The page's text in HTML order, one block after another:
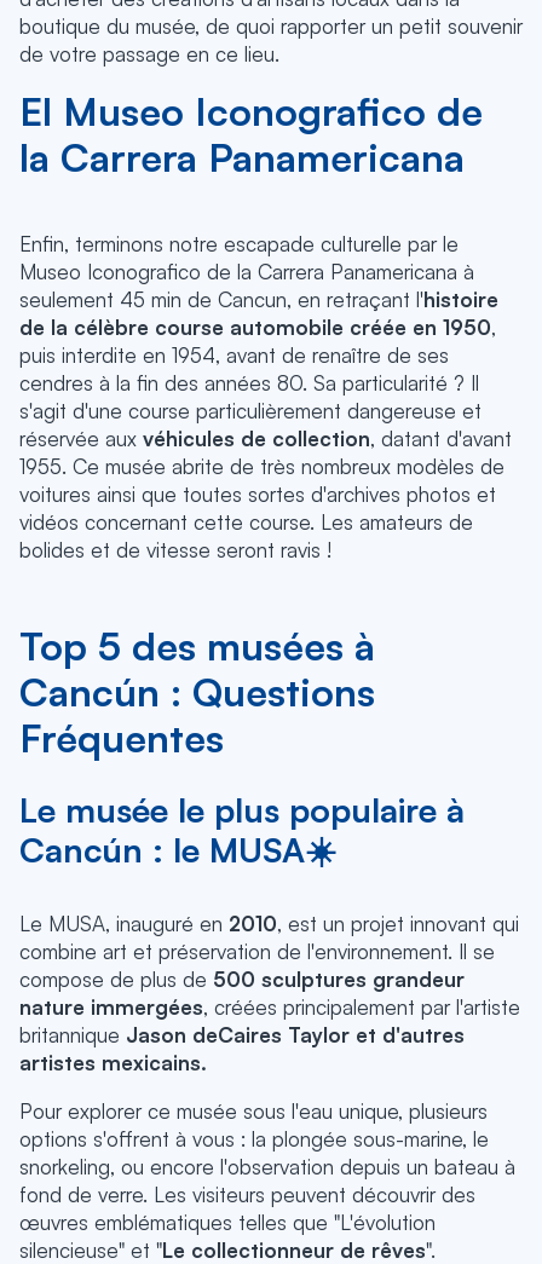
boutique du musée, de quoi rapporter un petit souvenir
de votre passage en ce lieu.
El Museo Iconografico de
la Carrera Panamericana
Enfin, terminons notre escapade culturelle par le
Museo Iconografico de la Carrera Panamericana à
seulement 45 min de Cancun, en retraçant l'histoire
de la célèbre course automobile créée en 1950,
puis interdite en 1954, avant de renaître de ses
cendres à la fin des années 80. Sa particularité ? Il
s'agit d'une course particulièrement dangereuse et
réservée aux véhicules de collection, datant d'avant
1955. Ce musée abrite de très nombreux modèles de
voitures ainsi que toutes sortes d'archives photos et
vidéos concernant cette course. Les amateurs de
bolides et de vitesse seront ravis !
Top 5 des musées à
Cancún : Questions
Fréquentes
Le musée le plus populaire à
Cancún : le MUSA☀️
Le MUSA, inauguré en 2010, est un projet innovant qui
combine art et préservation de l'environnement. Il se
compose de plus de 500 sculptures grandeur
nature immergées, créées principalement par l'artiste
britannique Jason deCaires Taylor et d'autres
artistes mexicains.
Pour explorer ce musée sous l'eau unique, plusieurs
options s'offrent à vous : la plongée sous-marine, le
snorkeling, ou encore l'observation depuis un bateau à
fond de verre. Les visiteurs peuvent découvrir des
œuvres emblématiques telles que "L'évolution
silencieuse" et "Le collectionneur de rêves".